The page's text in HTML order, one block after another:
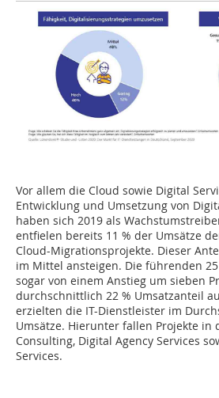
Vor allem die Cloud sowie Digital
Entwicklung und Umsetzung von
haben sich 2019 als
entfielen bereits 11 % der Umsätze
Cloud-Migrationsprojekte. Dieser
im Mittel ansteigen. Die führenden
sogar von einem Anstieg um sieben
durchschnittlich 22 % Umsatzanteil
erzielten die IT-Dienstleister im
Umsätze. Hierunter fallen Projekte in
Consulting, Digital Agency Services
Services.